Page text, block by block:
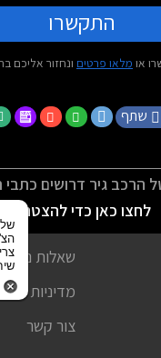
התקשרו
או מלאו פרטים ונחזור אליכם
שתף
הרכב גיר דרושים כתבי
לחצו כאן כדי להצטרף
שאלות
מדיניות
צור קשר